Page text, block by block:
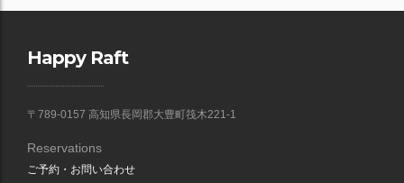
Happy Raft
〒789-0157 高知県長岡郡大豊町筏木221-1
Reservations
ご予約・お問い合わせ